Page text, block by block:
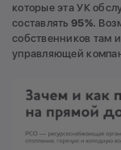
которые эта УК
составлять 95%.
собственников там
управляющей